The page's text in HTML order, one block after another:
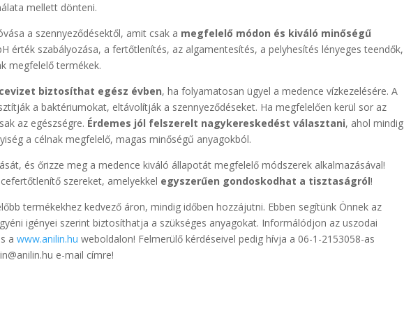
mellett dönteni.
a szennyeződésektől, amit csak a megfelelő módon és kiváló minőségű
érték szabályozása, a fertőtlenítés, az algamentesítés, a pelyhesítés lényeges teendők,
megfelelő termékek.
biztosíthat egész évben, ha folyamatosan ügyel a medence vízkezelésére. A
a baktériumokat, eltávolítják a szennyeződéseket. Ha megfelelően kerül sor az
az egészségre. Érdemes jól felszerelt nagykereskedést választani, ahol mindig
a célnak megfelelő, magas minőségű anyagokból.
és őrizze meg a medence kiváló állapotát megfelelő módszerek alkalmazásával!
szereket, amelyekkel egyszerűen gondoskodhat a tisztaságról!
termékekhez kedvező áron, mindig időben hozzájutni. Ebben segítünk Önnek az
igényei szerint biztosíthatja a szükséges anyagokat. Informálódjon az uszodai
awww.anilin.hu weboldalon! Felmerülő kérdéseivel pedig hívja a 06-1-2153058-as
e-mail címre!